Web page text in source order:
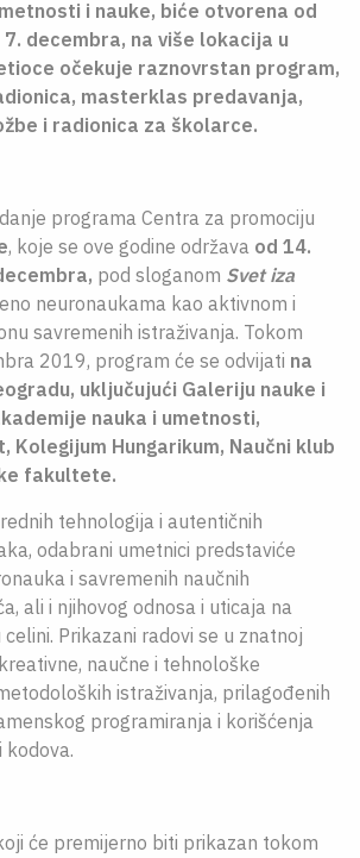
i nauke, biće otvorena od
decembra, na više lokacija u
očekuje raznovrstan program,
masterklas predavanja,
i radionica za školarce.
programa Centra za promociju
, koje se ove godine održava od 14.
, pod sloganom Svet iza
neuronaukama kao aktivnom i
savremenih istraživanja. Tokom
2019, program će se odvijati na
uključujući Galeriju nauke i
nauka i umetnosti,
Kolegijum Hungarikum, Naučni klub
fakultete.
tehnologija i autentičnih
odabrani umetnici predstaviće
i savremenih naučnih
ali i njihovog odnosa i uticaja na
Prikazani radovi se u znatnoj
naučne i tehnološke
istraživanja, prilagođenih
programiranja i korišćenja
će premijerno biti prikazan tokom